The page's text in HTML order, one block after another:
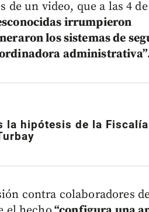
un video, que a las 4
irrumpieron
los sistemas de
hipótesis de la
contra colaboradores